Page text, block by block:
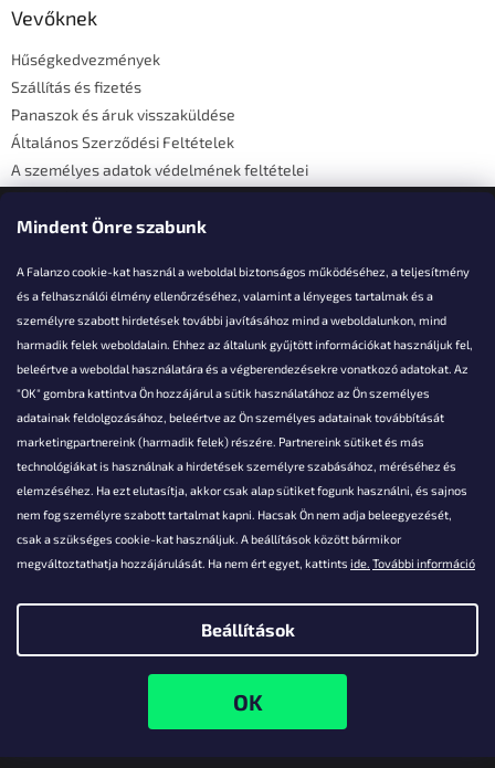
Mindent Önre szabunk
A Falanzo cookie-kat használ a weboldal biztonságos működéséhez, a teljesítmény
és a felhasználói élmény ellenőrzéséhez, valamint a lényeges tartalmak és a
személyre szabott hirdetések további javításához mind a weboldalunkon, mind
harmadik felek weboldalain. Ehhez az általunk gyűjtött információkat használjuk fel,
beleértve a weboldal használatára és a végberendezésekre vonatkozó adatokat. Az
"OK" gombra kattintva Ön hozzájárul a sütik használatához az Ön személyes
adatainak feldolgozásához, beleértve az Ön személyes adatainak továbbítását
marketingpartnereink (harmadik felek) részére. Partnereink sütiket és más
technológiákat is használnak a hirdetések személyre szabásához, méréséhez és
elemzéséhez. Ha ezt elutasítja, akkor csak alap sütiket fogunk használni, és sajnos
nem fog személyre szabott tartalmat kapni. Hacsak Ön nem adja beleegyezését,
csak a szükséges cookie-kat használjuk. A beállítások között bármikor
megváltoztathatja hozzájárulását. Ha nem ért egyet, kattints ide. További információ
Beállítások
Vevőknek
Hűségkedvezmények
Szállítás és fizetés
Panaszok és áruk visszaküldése
Általános Szerződési Feltételek
A személyes adatok védelmének feltételei
Elérhetőségi adatok
Akarsz kérdezni valamit?
info@falanzo.hu
Falanzo.hu. Minden jog fenntartva.